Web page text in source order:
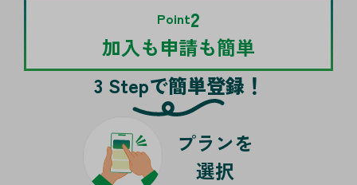
Point2
加入も申請も簡単
3 Stepで簡単登録！
プランを
選択